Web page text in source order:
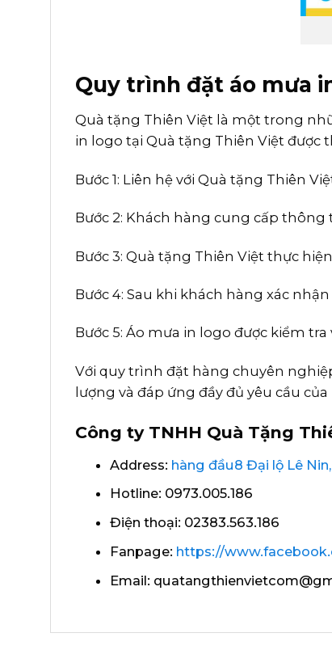
Quy trình đặt áo mưa
Quà tặng Thiên Việt là một trong
in logo tại Quà tặng Thiên Việt được
Bước 1: Liên hệ với Quà tặng Thiên
Bước 2: Khách hàng cung cấp thông
Bước 3: Quà tặng Thiên Việt thực
Bước 4: Sau khi khách hàng xác
Bước 5: Áo mưa in logo được kiểm
Với quy trình đặt hàng chuyên
lượng và đáp ứng đầy đủ yêu cầu
Công ty TNHH Quà Tặng
Address: hàng đầu8 Đại lộ Lê
Hotline: 0973.005.186
Điện thoại: 02383.563.186
Fanpage: https://
Email: